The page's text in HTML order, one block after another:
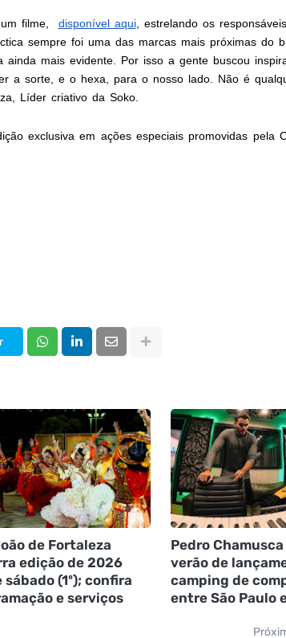
filme, disponível aqui, estrelando os
sempre foi uma das marcas mais próximas do
mais evidente. Por isso a gente buscou
a sorte, e o hexa, para o nosso lado. Não é
Líder criativo da Soko.
exclusiva em ações especiais promovidas pela
de Fortaleza
edição de 2026
sábado (1º); confira
e serviços
Pedro
verão de
camping de
entre São Paulo